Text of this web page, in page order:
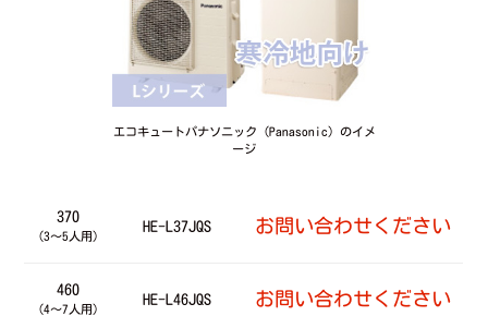
エコキュートパナソニック（Panasonic）のイメ
ージ
370
（3～5人用）
HE-L37JQS お問い合わせください
460
（4～7人用）
HE-L46JQS お問い合わせください